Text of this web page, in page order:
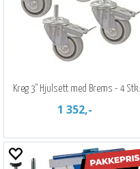
Kreg 3" Hjulsett med Brems - 4 Stk.
1 352,-